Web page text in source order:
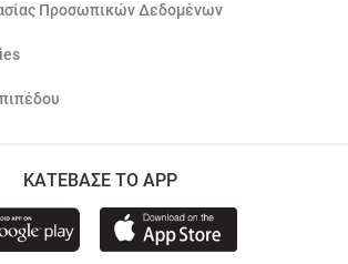
Προσωπικών Δεδομένων
ΚΑΤΕΒΑΣΕ ΤΟ APP